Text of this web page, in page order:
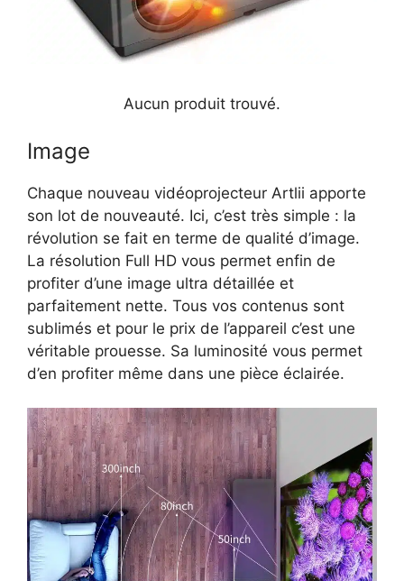
Aucun produit trouvé.
Image
Chaque nouveau vidéoprojecteur Artlii apporte
son lot de nouveauté. Ici, c’est très simple : la
révolution se fait en terme de qualité d’image.
La résolution Full HD vous permet enfin de
profiter d’une image ultra détaillée et
parfaitement nette. Tous vos contenus sont
sublimés et pour le prix de l’appareil c’est une
véritable prouesse. Sa luminosité vous permet
d’en profiter même dans une pièce éclairée.